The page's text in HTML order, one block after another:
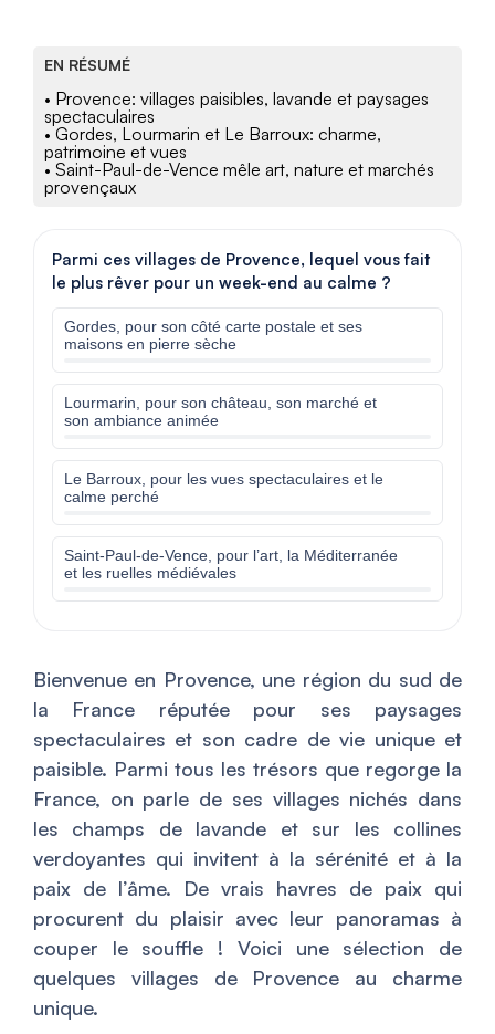
EN RÉSUMÉ
• Provence: villages paisibles, lavande et paysages
spectaculaires
• Gordes, Lourmarin et Le Barroux: charme,
patrimoine et vues
• Saint-Paul-de-Vence mêle art, nature et marchés
provençaux
Parmi ces villages de Provence, lequel vous fait
le plus rêver pour un week-end au calme ?
Gordes, pour son côté carte postale et ses
maisons en pierre sèche
Lourmarin, pour son château, son marché et
son ambiance animée
Le Barroux, pour les vues spectaculaires et le
calme perché
Saint-Paul-de-Vence, pour l’art, la Méditerranée
et les ruelles médiévales
Bienvenue en Provence, une région du sud de
la France réputée pour ses paysages
spectaculaires et son cadre de vie unique et
paisible. Parmi tous les trésors que regorge la
France, on parle de ses villages nichés dans
les champs de lavande et sur les collines
verdoyantes qui invitent à la sérénité et à la
paix de l’âme. De vrais havres de paix qui
procurent du plaisir avec leur panoramas à
couper le souffle ! Voici une sélection de
quelques villages de Provence au charme
unique.